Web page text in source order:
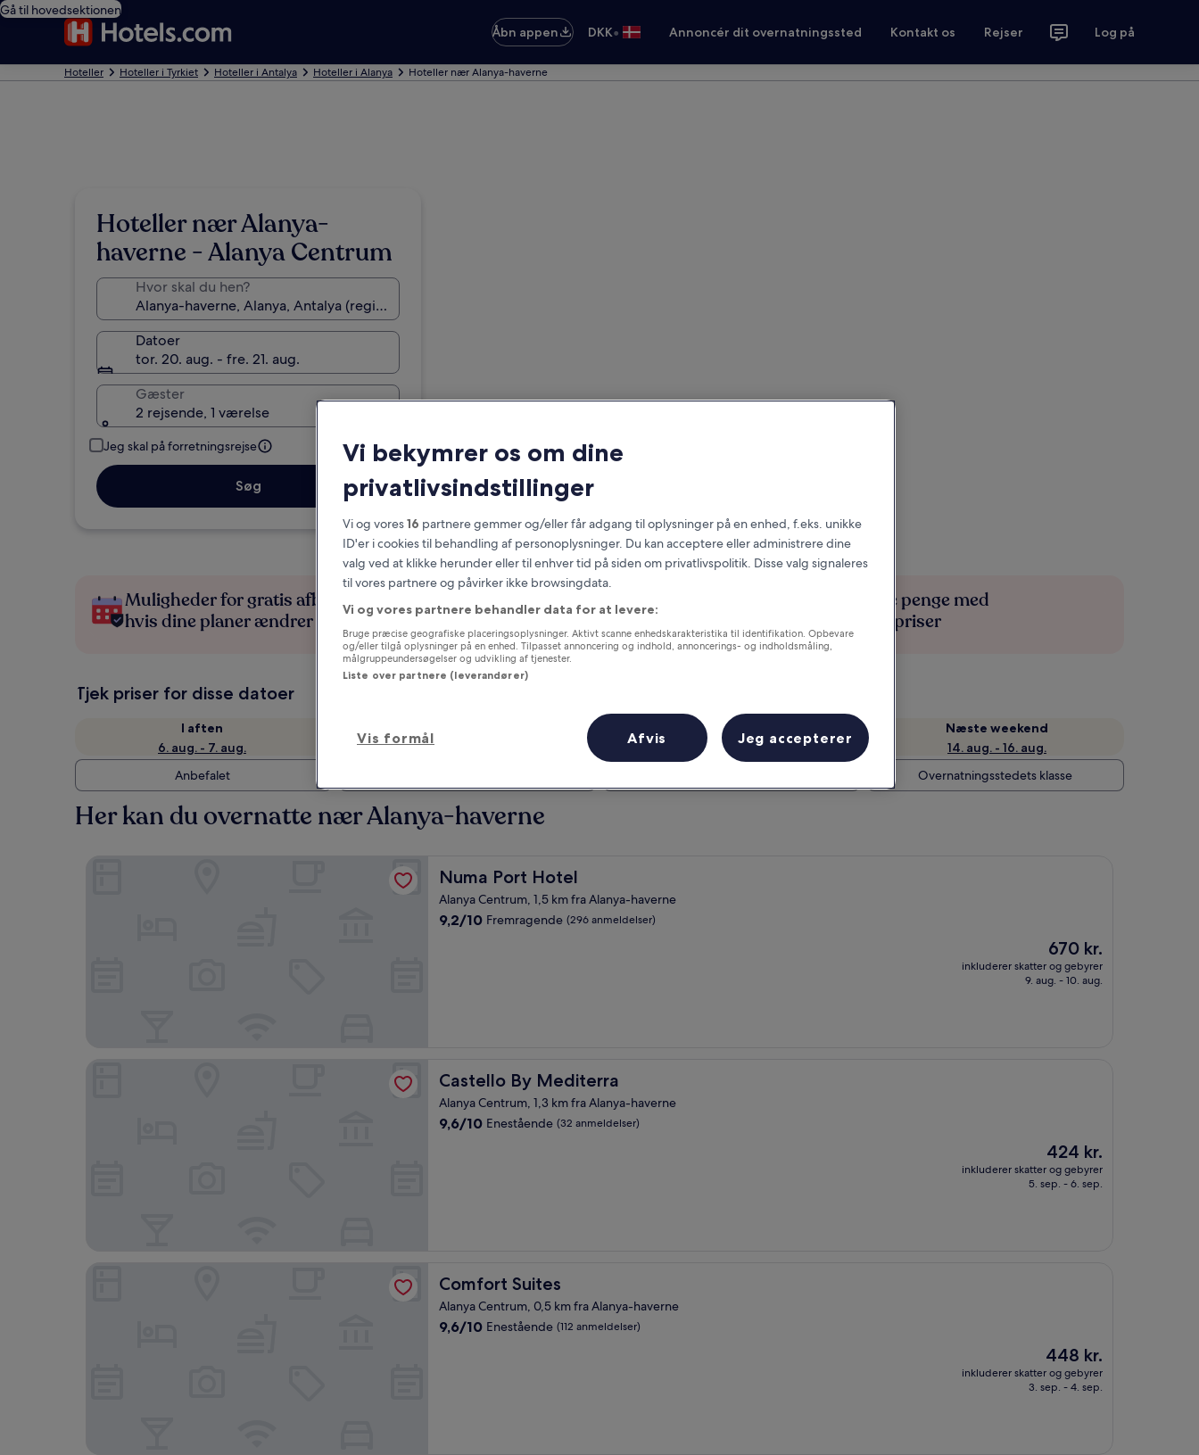
Gå til hovedsektionen
Åbn appen
DKK• Annoncér dit overnatningssted Kontakt os Rejser Log på
Hoteller Hoteller i Tyrkiet Hoteller i Antalya Hoteller i Alanya Hoteller nær Alanya-haverne
Hoteller nær Alanya-
haverne - Alanya Centrum
Hvor skal du hen?
Datoer
tor. 20. aug. - fre. 21. aug.
Gæster
2 rejsende, 1 værelse
Jeg skal på forretningsrejse
Søg
Muligheder for gratis afbestilling,
hvis dine planer ændrer sig
Optjen fordele for hver overnatning
Spar flere penge med
medlemspriser
Tjek priser for disse datoer
I aften
6. aug. - 7. aug.
7. aug. - 8. aug.
Denne weekend
7. aug. - 9. aug.
Næste weekend
14. aug. - 16. aug.
Anbefalet
Overnatningsstedets klasse
Her kan du overnatte nær Alanya-haverne
Numa Port Hotel
Numa Port Hotel
Alanya Centrum, 1,5 km fra Alanya-haverne
9.2
9,2/10 Fremragende (296 anmeldelser)
Prisen
er
670 kr.
670 kr.
inkluderer skatter og gebyrer
9. aug. - 10. aug.
Castello By Mediterra
Castello By Mediterra
Alanya Centrum, 1,3 km fra Alanya-haverne
9.6
9,6/10 Enestående (32 anmeldelser)
Prisen
er
424 kr.
424 kr.
inkluderer skatter og gebyrer
5. sep. - 6. sep.
Comfort Suites
Comfort Suites
Alanya Centrum, 0,5 km fra Alanya-haverne
9.6
9,6/10 Enestående (112 anmeldelser)
Prisen
er
448 kr.
448 kr.
inkluderer skatter og gebyrer
3. sep. - 4. sep.
Vi bekymrer os om dine
privatlivsindstillinger
Vi og vores16 partnere gemmer og/eller får adgang til oplysninger på en enhed, f.eks. unikke
ID'er i cookies til behandling af personoplysninger. Du kan acceptere eller administrere dine
valg ved at klikke herunder eller til enhver tid på siden om privatlivspolitik. Disse valg signaleres
til vores partnere og påvirker ikke browsingdata.
Vi og vores partnere behandler data for at levere:
Bruge præcise geografiske placeringsoplysninger. Aktivt scanne enhedskarakteristika til identifikation. Opbevare
og/eller tilgå oplysninger på en enhed. Tilpasset annoncering og indhold, annoncerings- og indholdsmåling,
målgruppeundersøgelser og udvikling af tjenester.
Liste over partnere (leverandører)
Vis formål Afvis Jeg accepterer